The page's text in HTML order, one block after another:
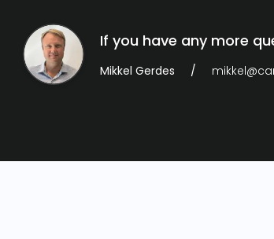
If you have any more
Mikkel Gerdes